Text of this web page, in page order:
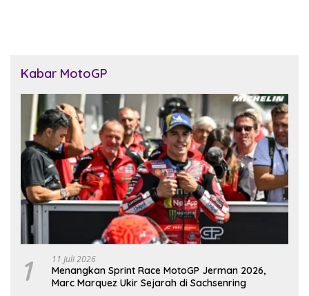
Kabar MotoGP
1 11 Juli 2026
Menangkan Sprint Race MotoGP Jerman 2026,
Marc Marquez Ukir Sejarah di Sachsenring